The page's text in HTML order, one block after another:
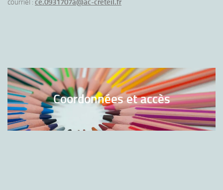
courriel : ce.0931707a@ac-creteil.fr
Coordonnées et accès